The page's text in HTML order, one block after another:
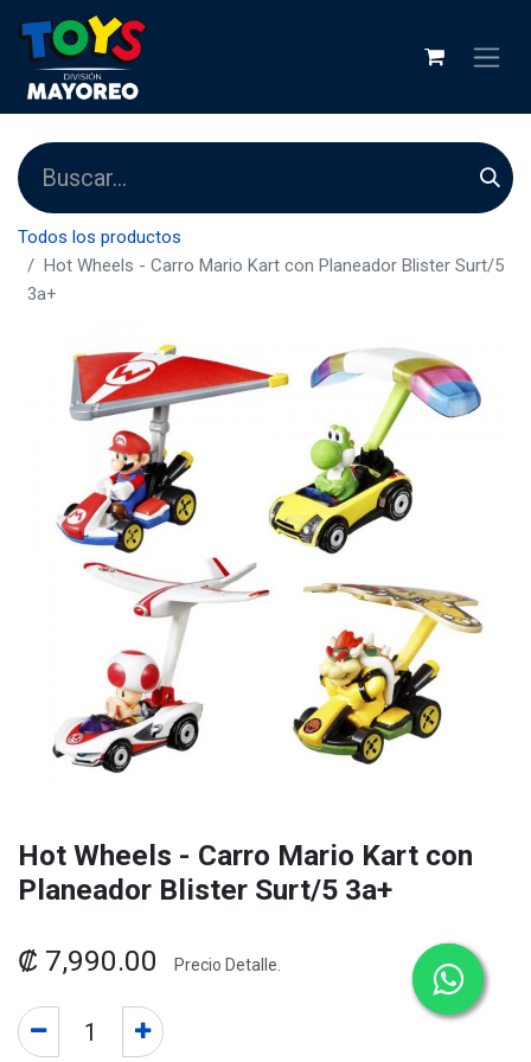
Todos los productos
Hot Wheels - Carro Mario Kart con Planeador Blister Surt/5
3a+
Hot Wheels - Carro Mario Kart con
Planeador Blister Surt/5 3a+
₡ 7,990.00 Precio Detalle.